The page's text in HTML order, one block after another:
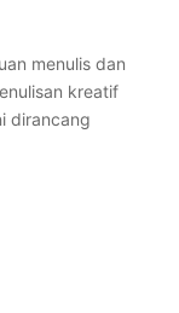
menulis dan
kreatif
dirancang